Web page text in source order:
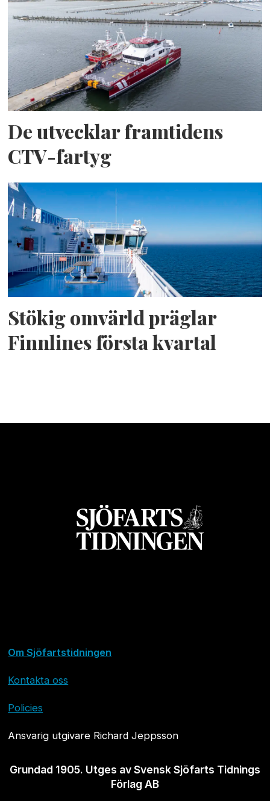
De utvecklar framtidens
CTV-fartyg
Stökig omvärld präglar
Finnlines första kvartal
Om Sjöfartstidningen
Kontakta oss
Policies
Ansvarig utgivare Richard Jeppsson
Grundad 1905. Utges av Svensk Sjöfarts Tidnings
Förlag AB